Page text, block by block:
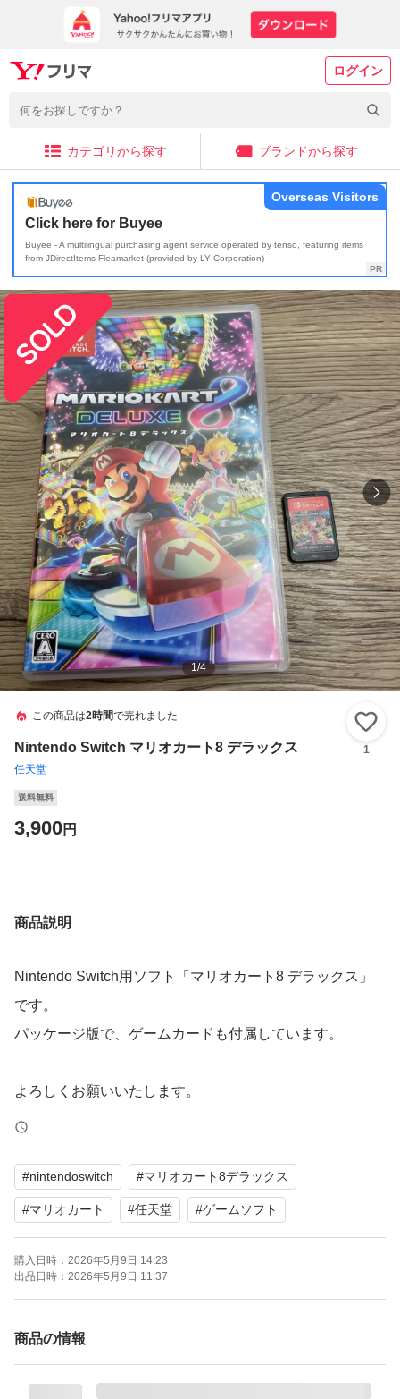
ログイン
カテゴリから探す ブランドから探す
Click here for Buyee
Buyee - A multilingual purchasing agent service operated by tenso, featuring items
from JDirectItems Fleamarket (provided by LY Corporation)
Overseas Visitors
1/4
この商品は2時間で売れました
Nintendo Switch マリオカート8 デラックス
任天堂
1
送料無料
3,900円
商品説明
Nintendo Switch用ソフト「マリオカート8 デラックス」
です。
パッケージ版で、ゲームカードも付属しています。
よろしくお願いいたします。
#nintendoswitch #マリオカート8デラックス
#マリオカート #任天堂 #ゲームソフト
購入日時： 2026年5月9日 14:23
出品日時： 2026年5月9日 11:37
商品の情報